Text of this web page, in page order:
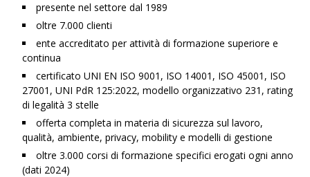
presente nel settore dal 1989
oltre 7.000 clienti
ente accreditato per attività di formazione superiore e
continua
certificato UNI EN ISO 9001, ISO 14001, ISO 45001, ISO
27001, UNI PdR 125:2022, modello organizzativo 231, rating
di legalità 3 stelle
offerta completa in materia di sicurezza sul lavoro,
qualità, ambiente, privacy, mobility e modelli di gestione
oltre 3.000 corsi di formazione specifici erogati ogni anno
(dati 2024)